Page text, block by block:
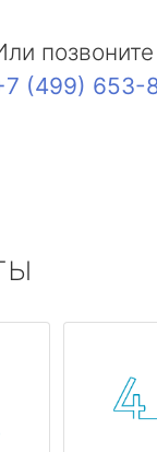
(499) 653-